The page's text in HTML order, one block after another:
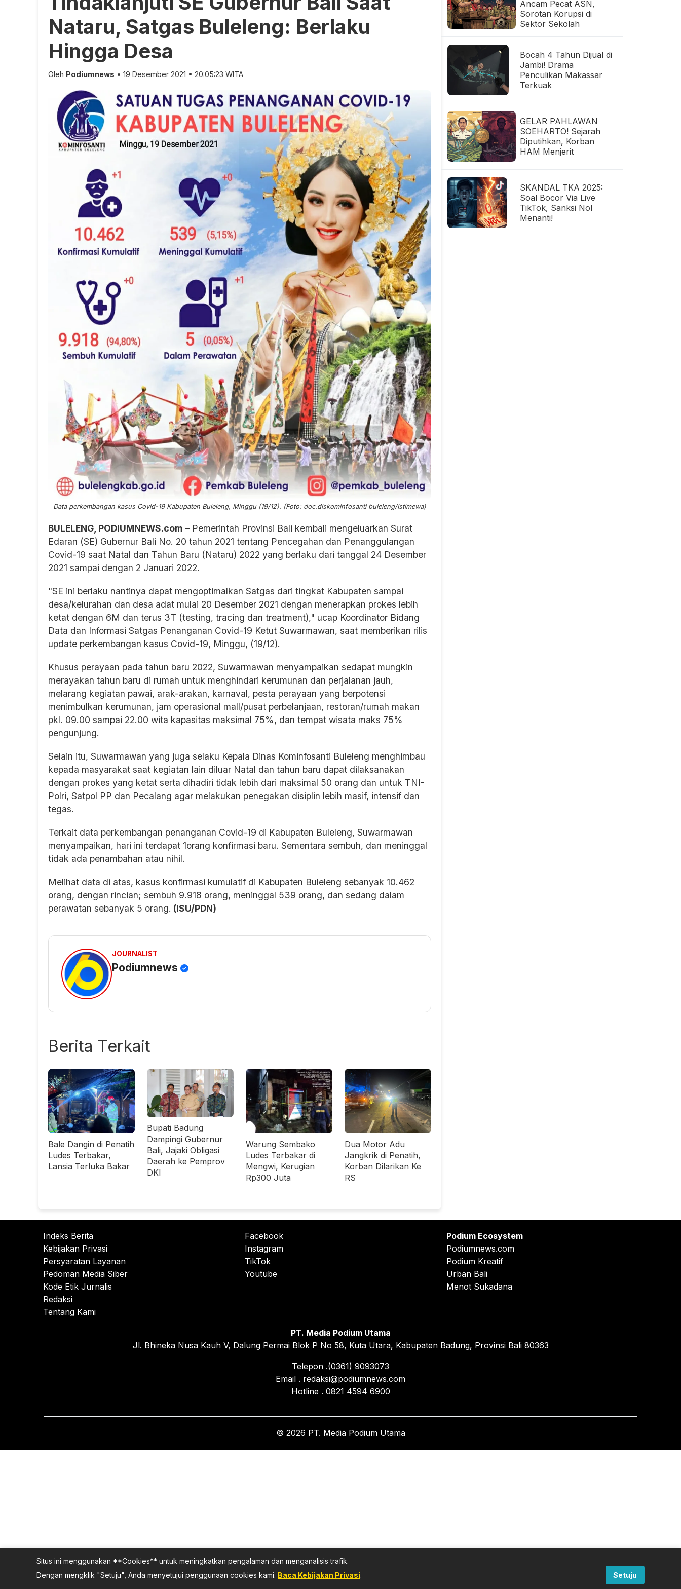
Nataru, Satgas Buleleng: Berlaku
Hingga Desa
Oleh Podiumnews • 19 Desember 2021 • 20:05:23 WITA
Data perkembangan kasus Covid-19 Kabupaten Buleleng, Minggu (19/12). (Foto: doc.diskominfosanti buleleng/Istimewa)
BULELENG, PODIUMNEWS.com – Pemerintah Provinsi Bali kembali mengeluarkan Surat
Edaran (SE) Gubernur Bali No. 20 tahun 2021 tentang Pencegahan dan Penanggulangan
Covid-19 saat Natal dan Tahun Baru (Nataru) 2022 yang berlaku dari tanggal 24 Desember
2021 sampai dengan 2 Januari 2022.
"SE ini berlaku nantinya dapat mengoptimalkan Satgas dari tingkat Kabupaten sampai
desa/kelurahan dan desa adat mulai 20 Desember 2021 dengan menerapkan prokes lebih
ketat dengan 6M dan terus 3T (testing, tracing dan treatment)," ucap Koordinator Bidang
Data dan Informasi Satgas Penanganan Covid-19 Ketut Suwarmawan, saat memberikan rilis
update perkembangan kasus Covid-19, Minggu, (19/12).
Khusus perayaan pada tahun baru 2022, Suwarmawan menyampaikan sedapat mungkin
merayakan tahun baru di rumah untuk menghindari kerumunan dan perjalanan jauh,
melarang kegiatan pawai, arak-arakan, karnaval, pesta perayaan yang berpotensi
menimbulkan kerumunan, jam operasional mall/pusat perbelanjaan, restoran/rumah makan
pkl. 09.00 sampai 22.00 wita kapasitas maksimal 75%, dan tempat wisata maks 75%
pengunjung.
Selain itu, Suwarmawan yang juga selaku Kepala Dinas Kominfosanti Buleleng menghimbau
kepada masyarakat saat kegiatan lain diluar Natal dan tahun baru dapat dilaksanakan
dengan prokes yang ketat serta dihadiri tidak lebih dari maksimal 50 orang dan untuk TNI-
Polri, Satpol PP dan Pecalang agar melakukan penegakan disiplin lebih masif, intensif dan
tegas.
Terkait data perkembangan penanganan Covid-19 di Kabupaten Buleleng, Suwarmawan
menyampaikan, hari ini terdapat 1orang konfirmasi baru. Sementara sembuh, dan meninggal
tidak ada penambahan atau nihil.
Melihat data di atas, kasus konfirmasi kumulatif di Kabupaten Buleleng sebanyak 10.462
orang, dengan rincian; sembuh 9.918 orang, meninggal 539 orang, dan sedang dalam
perawatan sebanyak 5 orang. (ISU/PDN)
JOURNALIST
Podiumnews
Berita Terkait
Bale Dangin di Penatih
Ludes Terbakar,
Lansia Terluka Bakar
Bupati Badung
Dampingi Gubernur
Bali, Jajaki Obligasi
Daerah ke Pemprov
DKI
Warung Sembako
Ludes Terbakar di
Mengwi, Kerugian
Rp300 Juta
Dua Motor Adu
Jangkrik di Penatih,
Korban Dilarikan Ke
RS
Ancam Pecat ASN,
Sorotan Korupsi di
Sektor Sekolah
Bocah 4 Tahun Dijual di
Jambi! Drama
Penculikan Makassar
Terkuak
GELAR PAHLAWAN
SOEHARTO! Sejarah
Diputihkan, Korban
HAM Menjerit
SKANDAL TKA 2025:
Soal Bocor Via Live
TikTok, Sanksi Nol
Menanti!
Indeks Berita
Kebijakan Privasi
Persyaratan Layanan
Pedoman Media Siber
Kode Etik Jurnalis
Redaksi
Tentang Kami
Facebook
Instagram
TikTok
Youtube
Podium Ecosystem
Podiumnews.com
Podium Kreatif
Urban Bali
Menot Sukadana
PT. Media Podium Utama
Jl. Bhineka Nusa Kauh V, Dalung Permai Blok P No 58, Kuta Utara, Kabupaten Badung, Provinsi Bali 80363
Telepon .(0361) 9093073
Email . redaksi@podiumnews.com
Hotline . 0821 4594 6900
© 2026 PT. Media Podium Utama
Situs ini menggunakan **Cookies** untuk meningkatkan pengalaman dan menganalisis trafik.
Dengan mengklik "Setuju", Anda menyetujui penggunaan cookies kami. Baca Kebijakan Privasi. Setuju